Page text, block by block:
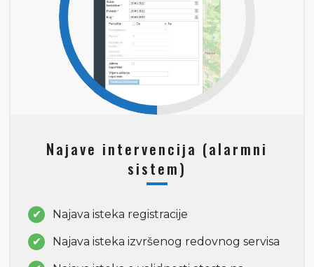
Najave intervencija (alarmni
sistem)
Najava isteka registracije
Najava isteka izvršenog redovnog servisa